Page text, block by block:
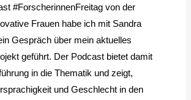
#ForscherinnenFreitag von der
Frauen habe ich mit Sandra
Gespräch über mein aktuelles
geführt. Der Podcast bietet damit
in die Thematik und zeigt,
und Geschlecht in den